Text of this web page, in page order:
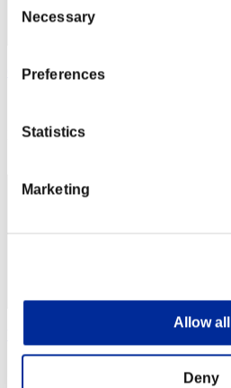
Selection
Necessary
Preferences
Statistics
Marketing
Allow all
Deny
Gamiera_Darindou
RANK